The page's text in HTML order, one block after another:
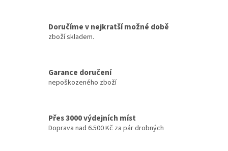
Doručíme v nejkratší možné době
zboží skladem.
Garance doručení
nepoškozeného zboží
Přes 3000 výdejních míst
Doprava nad 6.500 Kč za pár drobných